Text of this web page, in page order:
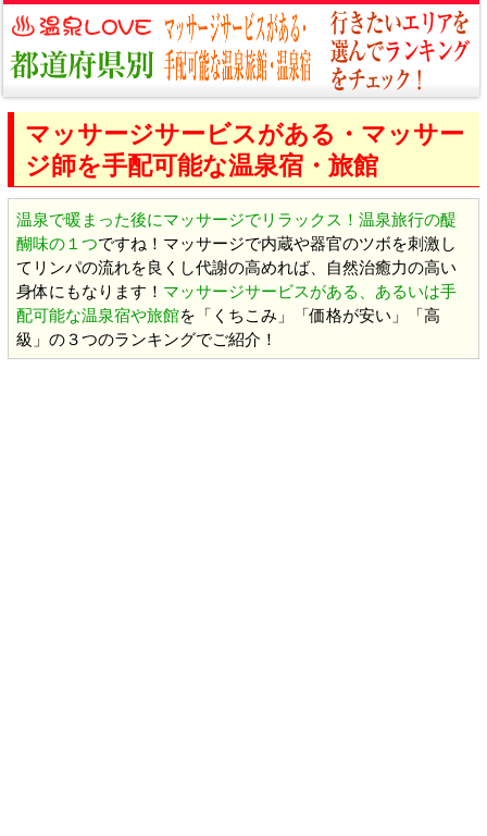
マッサージサービスがある・マッサー
ジ師を手配可能な温泉宿・旅館
温泉で暖まった後にマッサージでリラックス！温泉旅行の醍
醐味の１つですね！マッサージで内蔵や器官のツボを刺激し
てリンパの流れを良くし代謝の高めれば、自然治癒力の高い
身体にもなります！ マッサージサービスがある、あるいは手
配可能な温泉宿や旅館を「くちこみ」「価格が安い」「高
級」の３つのランキングでご紹介！